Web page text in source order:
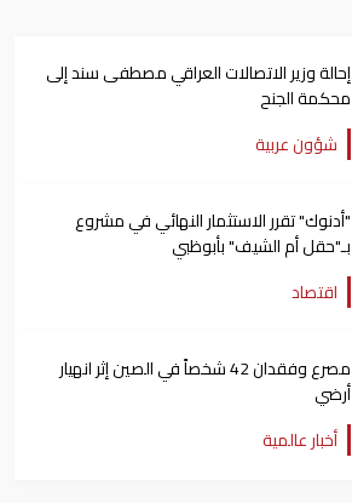
إحالة وزير الاتصالات العراقي مصطفى سند إلى
محكمة الجنح
شؤون عربية
"أدنوك" تقرر الاستثمار النهائي في مشروع
بـ"حقل أم الشيف" بأبوظبي
اقتصاد
مصرع وفقدان 42 شخصاً في الصين إثر انهيار
أرضي
أخبار عالمية